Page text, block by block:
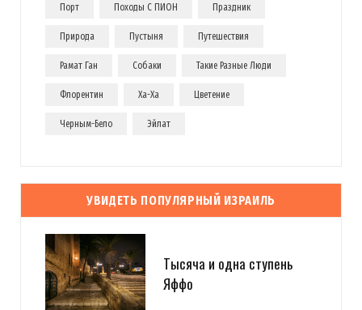
Порт Походы С ПИОН Праздник
Природа Пустыня Путешествия
Рамат Ган Собаки Такие Разные Люди
Флорентин Ха-Ха Цветение
Черным-Бело Эйлат
УВИДЕТЬ ПОПУЛЯРНЫЙ ИЗРАИЛЬ
Тысяча и одна ступень
Яффо